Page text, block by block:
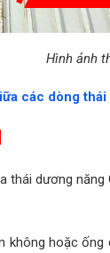
Hình ảnh
các dòng
dương
hoặc ống